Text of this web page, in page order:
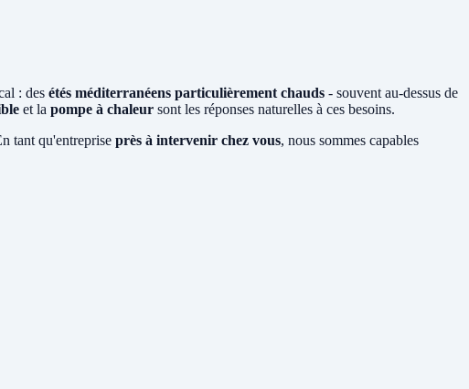
: des étés méditerranéens particulièrement chauds - souvent au-dessus de
et la pompe à chaleur sont les réponses naturelles à ces besoins.
tant qu'entreprise près à intervenir chez vous, nous sommes capables